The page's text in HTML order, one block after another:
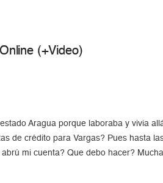
(+Video)
Aragua porque laboraba y vivia
de crédito para Vargas? Pues hasta
mi cuenta? Que debo hacer?